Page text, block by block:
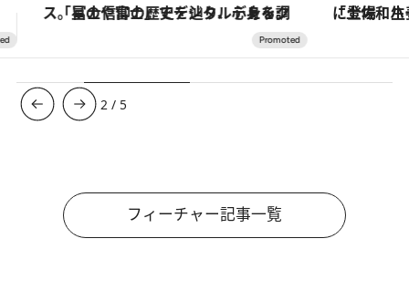
「土佐和ハーブかき氷」がOMO7高知に登場！生姜、山椒、大葉など目にも舌にも涼を呼ぶ郷土の味 【銀座で出合う最旬美容】美髪ケアや上質
3 / 5
フィーチャー記事一覧